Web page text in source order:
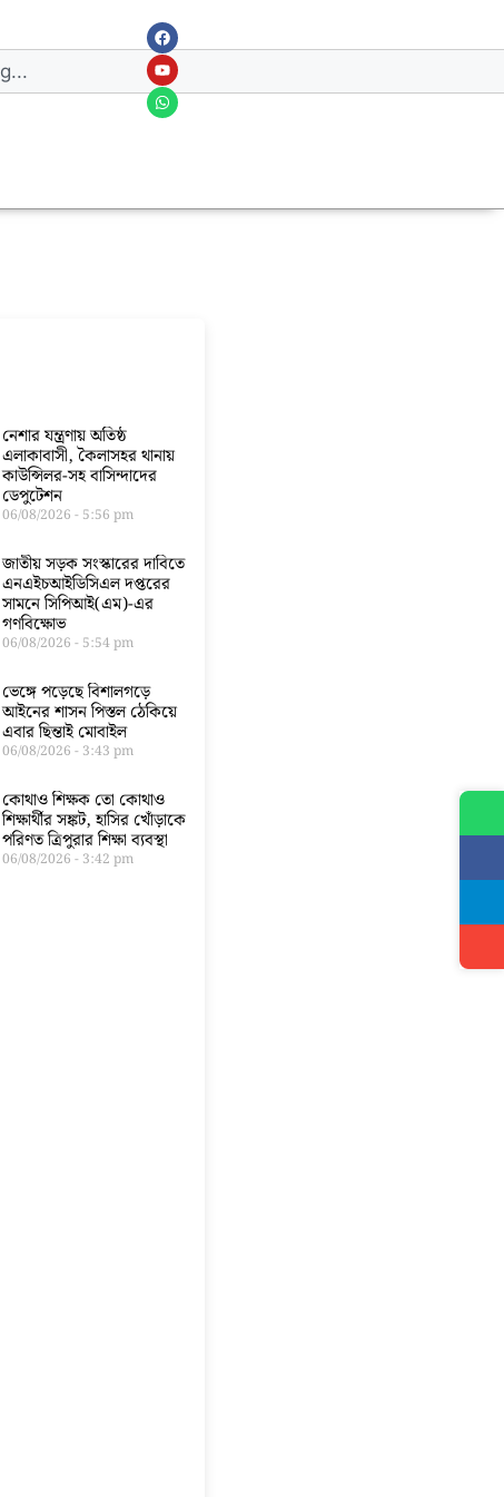
নেশার যন্ত্রণায় অতিষ্ঠ
এলাকাবাসী, কৈলাসহর থানায়
কাউন্সিলর-সহ বাসিন্দাদের
ডেপুটেশন
06/08/2026 5:56 pm
জাতীয় সড়ক সংস্কারের দাবিতে
এনএইচআইডিসিএল দপ্তরের
সামনে সিপিআই(এম)-এর
গণবিক্ষোভ
06/08/2026 5:54 pm
ভেঙ্গে পড়েছে বিশালগড়ে
আইনের শাসন পিস্তল ঠেকিয়ে
এবার ছিন্তাই মোবাইল
06/08/2026 3:43 pm
কোথাও শিক্ষক তো কোথাও
শিক্ষার্থীর সঙ্কট, হাসির খোঁড়াকে
পরিণত ত্রিপুরার শিক্ষা ব্যবস্থা
06/08/2026 3:42 pm